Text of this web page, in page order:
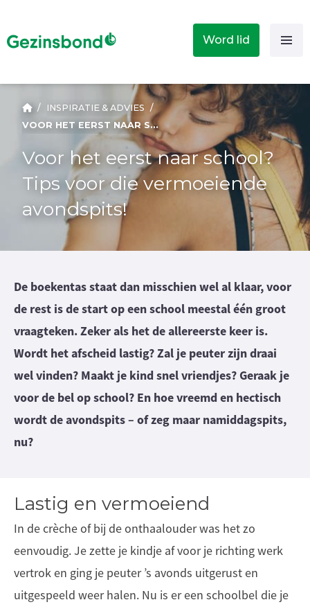
Word lid
/ INSPIRATIE & ADVIES /
VOOR HET EERST NAAR SCHOOL? TIPS VOOR DIE VERMOEIENDE AVONDSPITS!
Voor het eerst naar school?
Tips voor die vermoeiende
avondspits!
De boekentas staat dan misschien wel al klaar, voor
de rest is de start op een school meestal één groot
vraagteken. Zeker als het de allereerste keer is.
Wordt het afscheid lastig? Zal je peuter zijn draai
wel vinden? Maakt je kind snel vriendjes? Geraak je
voor de bel op school? En hoe vreemd en hectisch
wordt de avondspits – of zeg maar namiddagspits,
nu?
Lastig en vermoeiend
In de crèche of bij de onthaalouder was het zo
eenvoudig. Je zette je kindje af voor je richting werk
vertrok en ging je peuter ’s avonds uitgerust en
uitgespeeld weer halen. Nu is er een schoolbel die je